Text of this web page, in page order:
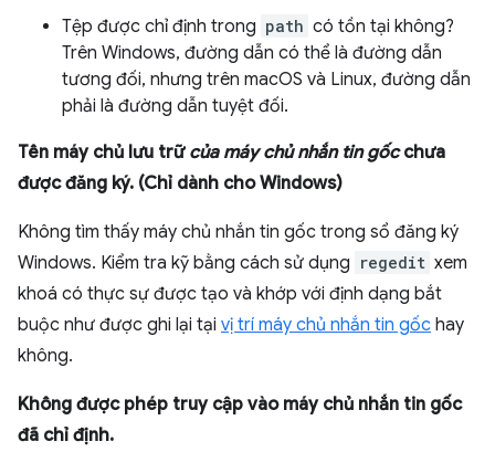
Tệp được chỉ định trong path có tồn tại không?
Trên Windows, đường dẫn có thể là đường dẫn
tương đối, nhưng trên macOS và Linux, đường dẫn
phải là đường dẫn tuyệt đối.
Tên máy chủ lưu trữ của máy chủ nhắn tin gốcchưa
được đăng ký. (Chỉ dành cho Windows)
Không tìm thấy máy chủ nhắn tin gốc trong sổ đăng ký
Windows. Kiểm tra kỹ bằng cách sử dụng regedit xem
khoá có thực sự được tạo và khớp với định dạng bắt
buộc như được ghi lại tại vị trí máy chủ nhắn tin gốc hay
không.
Không được phép truy cập vào máy chủ nhắn tin gốc
đã chỉ định.